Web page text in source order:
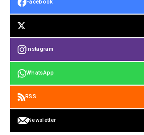
Facebook
Instagram
WhatsApp
RSS
Newsletter